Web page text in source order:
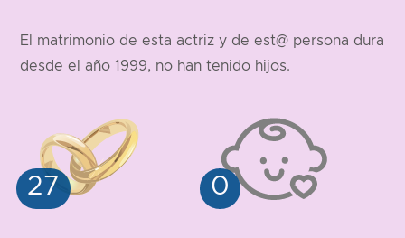
El matrimonio de esta actriz y de est@ persona dura
desde el año 1999, no han tenido hijos.